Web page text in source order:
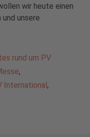
wir heute einen
unsere
rund um PV
,
International,